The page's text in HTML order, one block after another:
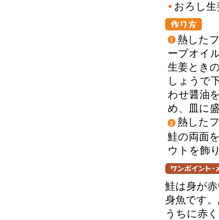
おろし生
熱 した
ーブオイ
生姜とき
しょうで
わせ醤油
め、皿に
熱した
鮭の両面
ウトを飾
鮭は身が
身魚です
うちに赤